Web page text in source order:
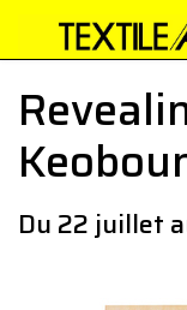
Du 22 juillet